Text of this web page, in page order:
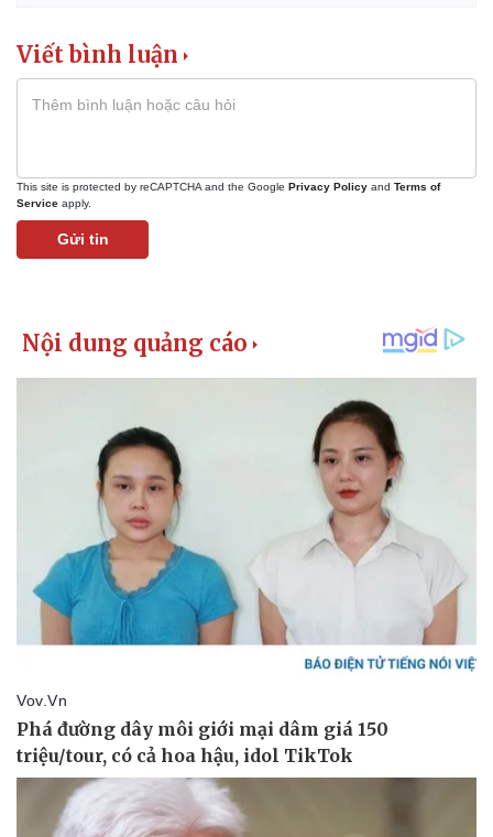
Kinh tế
Bất động sản
Viết bình luận
This site is protected by reCAPTCHA and the Google Privacy Policy and Terms of
Service apply.
Gửi tin